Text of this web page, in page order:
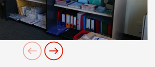
14:00
16:50 - 19:55